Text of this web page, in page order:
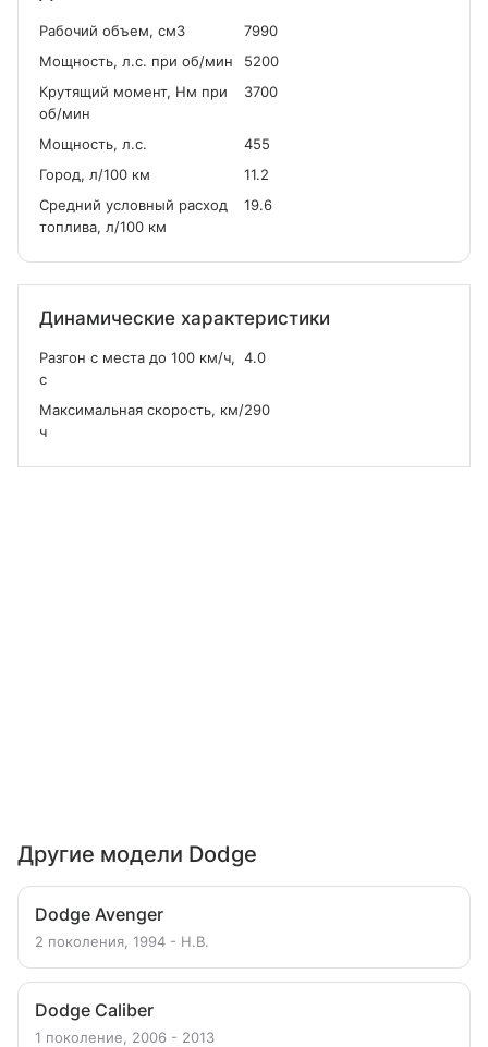
Рабочий объем, см3
7990
Мощность, л.с. при об/мин
5200
Крутящий момент, Нм при
об/мин
3700
Мощность, л.с.
455
Город, л/100 км
11.2
Средний условный расход
топлива, л/100 км
19.6
Динамические характеристики
Разгон с места до 100 км/ч,
с
4.0
Максимальная скорость, км/
ч
290
Другие модели Dodge
Dodge Avenger
2 поколения, 1994 - Н.В.
Dodge Caliber
1 поколение, 2006 - 2013